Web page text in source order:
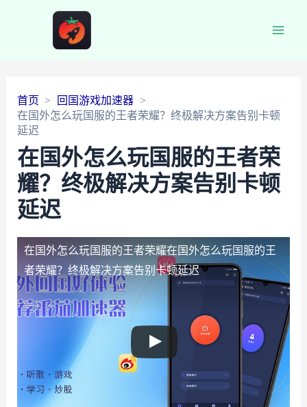
首页
回国游戏加速器
在国外怎么玩国服的王者荣耀？终极解决方案告别卡顿
延迟
在国外怎么玩国服的王者荣
耀？终极解决方案告别卡顿
延迟
在国外怎么玩国服的王者荣耀在国外怎么玩国服的王
者荣耀？终极解决方案告别卡顿延迟